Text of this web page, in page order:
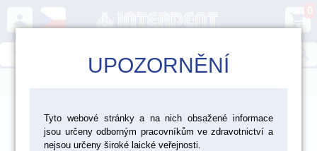
person shopping_cart
0
> Ordinace > Dezinfekce a čištění >
Ultrazvukové čištění > Roztoky do ultrazvukových čističek
UPOZORNĚNÍ
Tyto webové stránky a na nich obsažené informace
jsou určeny odborným pracovníkům ve zdravotnictví a
nejsou určeny široké laické veřejnosti.